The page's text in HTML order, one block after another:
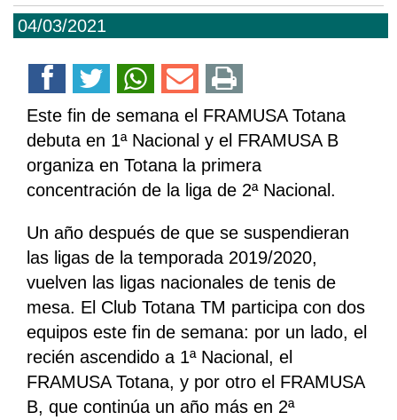
04/03/2021
Este fin de semana el FRAMUSA Totana
debuta en 1ª Nacional y el FRAMUSA B
organiza en Totana la primera
concentración de la liga de 2ª Nacional.
Un año después de que se suspendieran
las ligas de la temporada 2019/2020,
vuelven las ligas nacionales de tenis de
mesa. El Club Totana TM participa con dos
equipos este fin de semana: por un lado, el
recién ascendido a 1ª Nacional, el
FRAMUSA Totana, y por otro el FRAMUSA
B, que continúa un año más en 2ª